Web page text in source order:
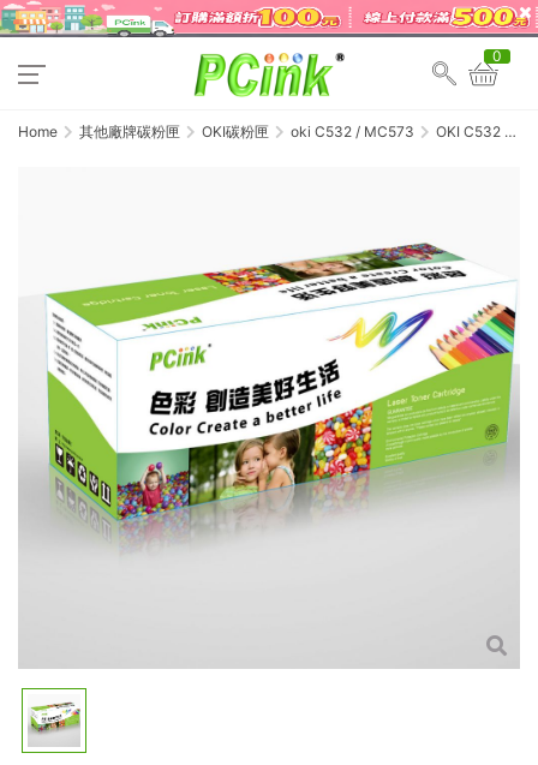
0
Home 其他廠牌碳粉匣 OKI碳粉匣 oki C532 / MC573
OKI C532 /